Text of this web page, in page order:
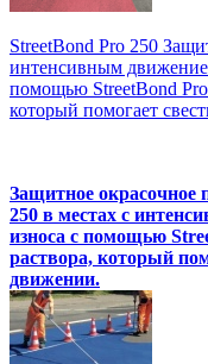
StreetBond Pro 250
интенсивным
помощью StreetBond
который помогает
Защитное окрасочное
250 в местах с
износа с помощью
раствора, который
движении.